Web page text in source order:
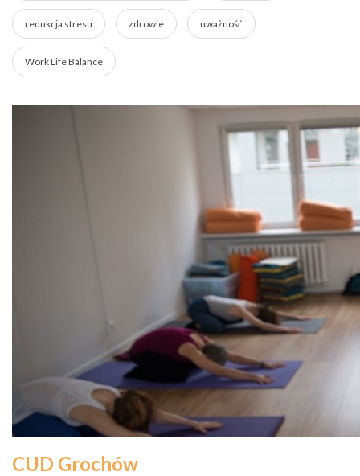
redukcja stresu zdrowie uważność
Work Life Balance
CUD Grochów